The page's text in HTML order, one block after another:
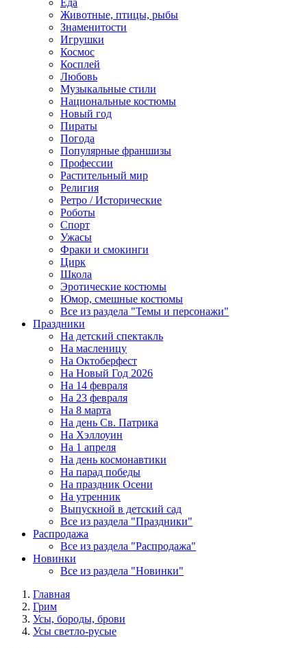
Еда
Животные, птицы, рыбы
Знаменитости
Игрушки
Космос
Косплей
Любовь
Музыкальные стили
Национальные костюмы
Новый год
Пираты
Погода
Популярные франшизы
Профессии
Растительный мир
Религия
Ретро / Исторические
Роботы
Спорт
Ужасы
Фраки и смокинги
Цирк
Школа
Эротические костюмы
Юмор, смешные костюмы
Все из раздела "Темы и персонажи"
Праздники
На детский спектакль
На масленицу
На Октоберфест
На Новый Год 2026
На 14 февраля
На 23 февраля
На 8 марта
На день Св. Патрика
На Хэллоуин
На 1 апреля
На день космонавтики
На парад победы
На праздник Осени
На утренник
Выпускной в детский сад
Все из раздела "Праздники"
Распродажа
Все из раздела "Распродажа"
Новинки
Все из раздела "Новинки"
Главная
Грим
Усы, бороды, брови
Усы светло-русые